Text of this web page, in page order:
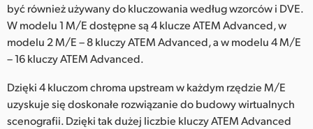
być również używany do kluczowania według wzorców i DVE.
W modelu 1 M/E dostępne są 4 klucze ATEM Advanced, w
modelu 2 M/E – 8 kluczy ATEM Advanced, a w modelu 4 M/E
– 16 kluczy ATEM Advanced.
Dzięki 4 kluczom chroma upstream w każdym rzędzie M/E
uzyskuje się doskonałe rozwiązanie do budowy wirtualnych
scenografii. Dzięki tak dużej liczbie kluczy ATEM Advanced